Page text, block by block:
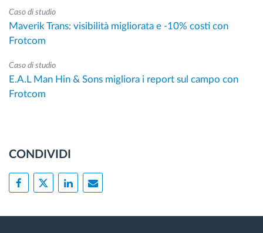
Caso di studio
Maverik Trans: visibilità migliorata e -10% costi con
Frotcom
Caso di studio
E.A.L Man Hin & Sons migliora i report sul campo con
Frotcom
CONDIVIDI